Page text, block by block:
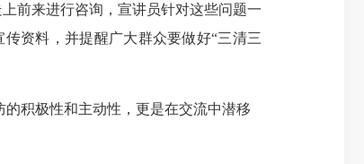
前来进行咨询，宣讲员针对这些问题一
资料，并提醒广大群众要做好“三清三
积极性和主动性，更是在交流中潜移